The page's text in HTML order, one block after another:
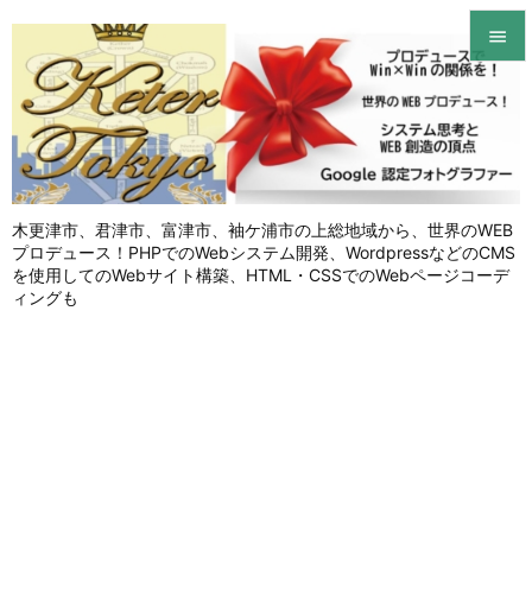
木更津市、君津市、富津市、袖ケ浦市の上総地域から、世界のWEB
プロデュース！PHPでのWebシステム開発、WordpressなどのCMS
を使用してのWebサイト構築、HTML・CSSでのWebページコーデ
ィングも


メニュ
サイド

前へ
